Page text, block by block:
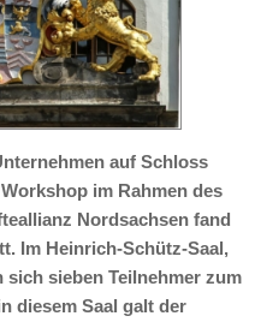
auf Schloss
im Rahmen des
Nordsachsen fand
Im Heinrich-Schütz-Saal,
sich sieben Teilnehmer zum
diesem Saal galt der